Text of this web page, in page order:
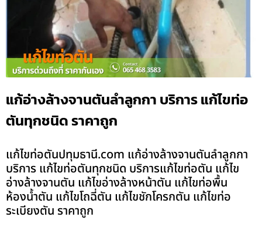
แก้อ่างล้างจานตันลำลูกกา บริการ แก้ไขท่อ
ตันทุกชนิด ราคาถูก
แก้ไขท่อตันปทุมธานี.com แก้อ่างล้างจานตันลำลูกกา
บริการ แก้ไขท่อตันทุกชนิด บริการแก้ไขท่อตัน แก้ไข
อ่างล้างจานตัน แก้ไขอ่างล้างหน้าตัน แก้ไขท่อพื้น
ห้องน้ำตัน แก้ไขโถฉี่ตัน แก้ไขชักโครกตัน แก้ไขท่อ
ระเบียงตัน ราคาถูก